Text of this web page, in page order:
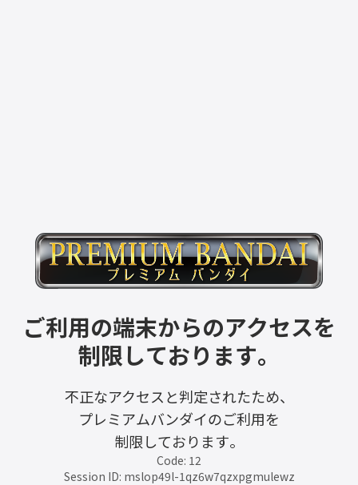
ご利用の端末からのアクセスを
制限しております。
不正なアクセスと判定されたため、
プレミアムバンダイのご利用を
制限しております。
Code: 12
Session ID: mslop49l-1qz6w7qzxpgmulewz